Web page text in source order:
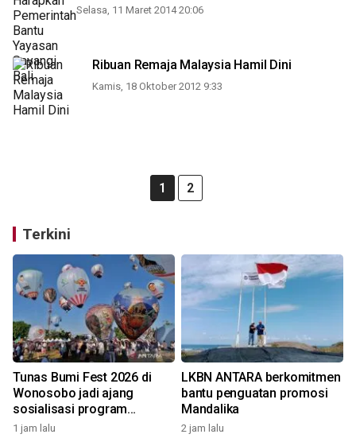
Selasa, 11 Maret 2014 20:06
Ribuan Remaja Malaysia Hamil Dini
Kamis, 18 Oktober 2012 9:33
1 2
Terkini
Tunas Bumi Fest 2026 di
Wonosobo jadi ajang
sosialisasi program
pemerintah lewat balon
1 jam lalu
LKBN ANTARA berkomitmen
bantu penguatan promosi
Mandalika
2 jam lalu